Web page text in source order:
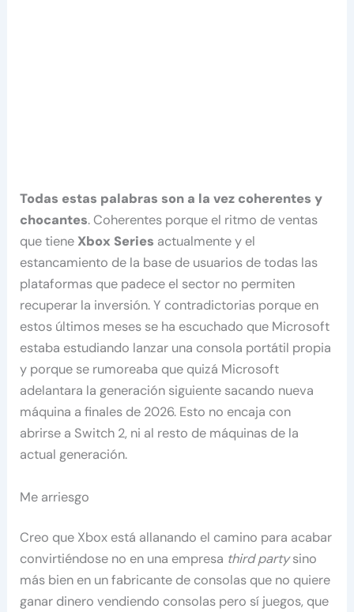
Todas estas palabras son a la vez coherentes y
chocantes. Coherentes porque el ritmo de ventas
que tiene Xbox Series actualmente y el
estancamiento de la base de usuarios de todas las
plataformas que padece el sector no permiten
recuperar la inversión. Y contradictorias porque en
estos últimos meses se ha escuchado que Microsoft
estaba estudiando lanzar una consola portátil propia
y porque se rumoreaba que quizá Microsoft
adelantara la generación siguiente sacando nueva
máquina a finales de 2026. Esto no encaja con
abrirse a Switch 2, ni al resto de máquinas de la
actual generación.
Me arriesgo
Creo que Xbox está allanando el camino para acabar
convirtiéndose no en una empresa third partysino
más bien en un fabricante de consolas que no quiere
ganar dinero vendiendo consolas pero sí juegos, que